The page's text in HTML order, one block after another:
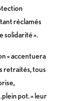
réclamés
solidarité ».
« accentuera
retraités, tous
pot. » leur